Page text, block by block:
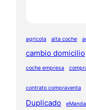
agricola alta coche
cambio domicilio
coche empresa
contrato compraventa
Duplicado